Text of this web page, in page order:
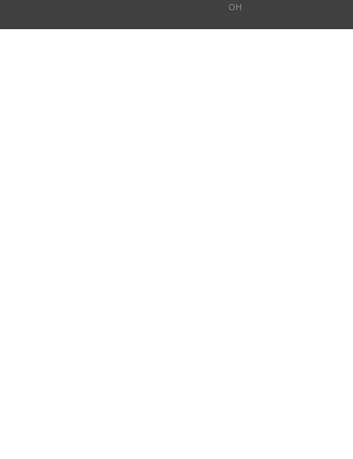
ОН